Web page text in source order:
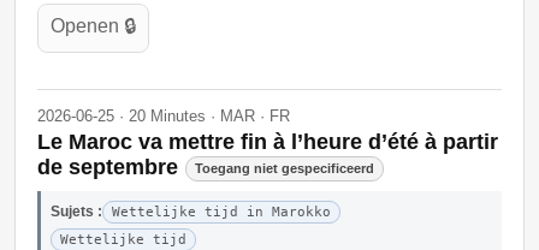
Openen 🔒
2026-06-25 · 20 Minutes · MAR · FR
Le Maroc va mettre fin à l’heure d’été à partir
de septembre
Toegang niet gespecificeerd
Sujets :
Wettelijke tijd in Marokko
Wettelijke tijd